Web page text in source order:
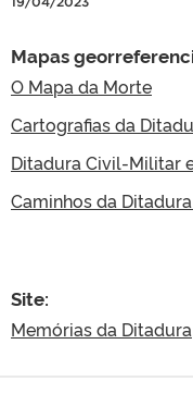
Mapas
O Mapa da Morte
Cartografias da
Ditadura Civil-Militar
Caminhos da
Site:
Memórias da Ditadura